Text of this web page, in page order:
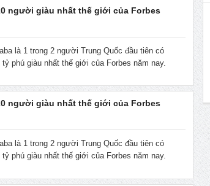
người giàu nhất thế giới của Forbes
là 1 trong 2 người Trung Quốc đầu tiên có
phú giàu nhất thế giới của Forbes năm nay.
người giàu nhất thế giới của Forbes
là 1 trong 2 người Trung Quốc đầu tiên có
phú giàu nhất thế giới của Forbes năm nay.